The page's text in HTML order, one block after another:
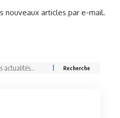
nouveaux articles par e-mail.